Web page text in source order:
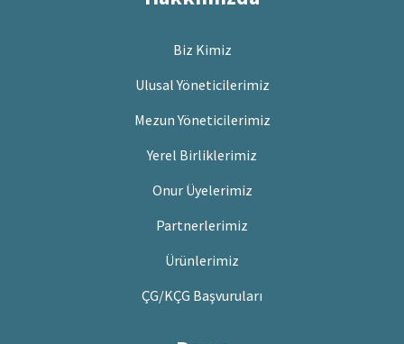
Biz Kimiz
Ulusal Yöneticilerimiz
Mezun Yöneticilerimiz
Yerel Birliklerimiz
Onur Üyelerimiz
Partnerlerimiz
Ürünlerimiz
ÇG/KÇG Başvuruları